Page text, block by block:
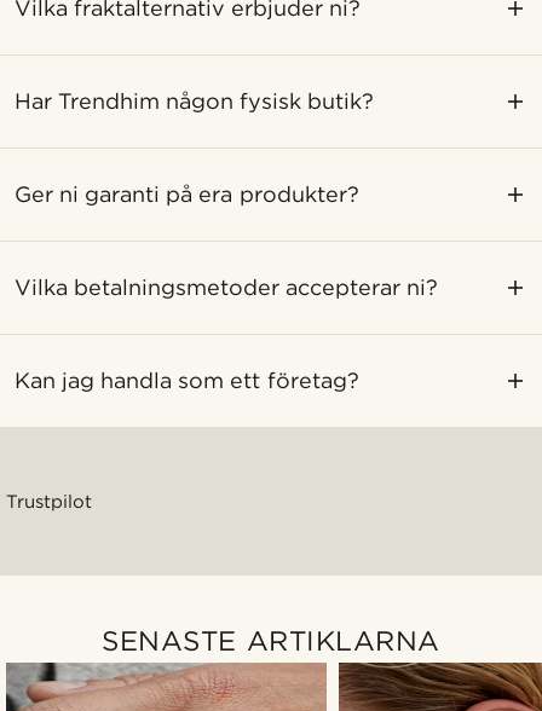
Vilka fraktalternativ erbjuder ni?
Har Trendhim någon fysisk butik?
Ger ni garanti på era produkter?
Vilka betalningsmetoder accepterar ni?
Kan jag handla som ett företag?
Trustpilot
SENASTE ARTIKLARNA